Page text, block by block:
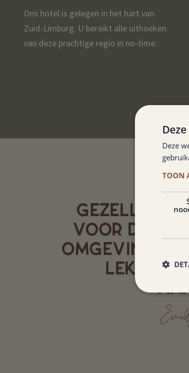
Ons hotel is gelegen in het hart van
Zuid-Limburg. U bereikt alle uithoeken
van deze prachtige regio in no-time.
GEZELLIG
VOOR DE
OMGEVING.
LEKKER
Deze
TOON